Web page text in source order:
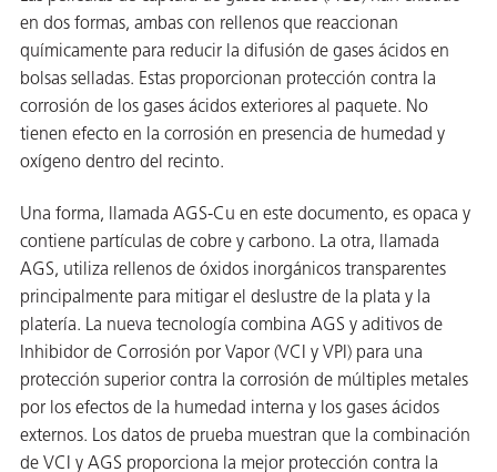
en dos formas, ambas con rellenos que reaccionan
químicamente para reducir la difusión de gases ácidos en
bolsas selladas. Estas proporcionan protección contra la
corrosión de los gases ácidos exteriores al paquete. No
tienen efecto en la corrosión en presencia de humedad y
oxígeno dentro del recinto.
Una forma, llamada AGS-Cu en este documento, es opaca y
contiene partículas de cobre y carbono. La otra, llamada
AGS, utiliza rellenos de óxidos inorgánicos transparentes
principalmente para mitigar el deslustre de la plata y la
platería. La nueva tecnología combina AGS y aditivos de
Inhibidor de Corrosión por Vapor (VCI y VPI) para una
protección superior contra la corrosión de múltiples metales
por los efectos de la humedad interna y los gases ácidos
externos. Los datos de prueba muestran que la combinación
de VCI y AGS proporciona la mejor protección contra la